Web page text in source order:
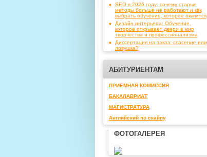
SEO в 2026 году: почему старые
методы больше не работают и как
выбрать обучение, которое окупится
Дизайн интерьера: Обучение,
которое открывает двери в мир
творчества и профессионализма
Диссертация на заказ: спасение или
ловушка?
АБИТУРИЕНТАМ
ПРИЕМНАЯ КОМИССИЯ
БАКАЛАВРИАТ
МАГИСТРАТУРА
Английский по скайпу
ФОТОГАЛЕРЕЯ